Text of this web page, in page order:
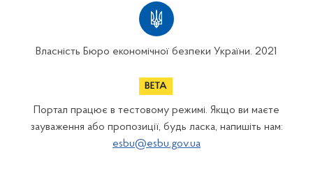
Власність Бюро економічної безпеки України. 2021
Портал працює в тестовому режимі. Якщо ви маєте
зауваження або пропозиції, будь ласка, напишіть нам:
esbu@esbu.gov.ua